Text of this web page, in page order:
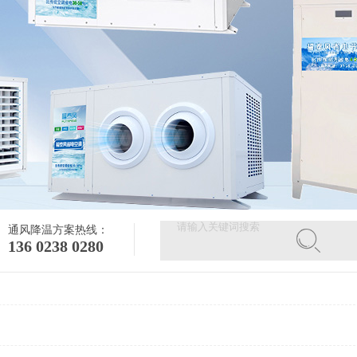
通风降温方案热线：
136 0238 0280